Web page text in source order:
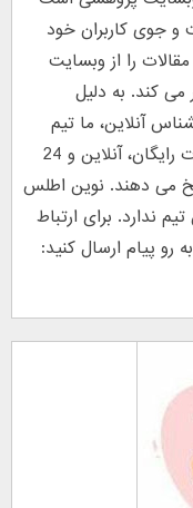
جوی کاربران خود
را از وبسایت
می کند. به دلیل
آنلاین، ما تیم
نوین بینش را معرفی می کنیم که به صورت رایگان، آنلاین و 24
می دهند. نوین اطلس
ندارد. برای ارتباط
رو پیام ارسال کنید: